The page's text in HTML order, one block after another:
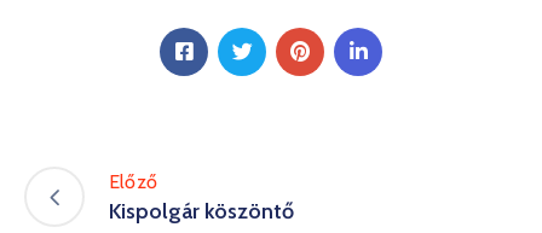
Előző
Kispolgár köszöntő